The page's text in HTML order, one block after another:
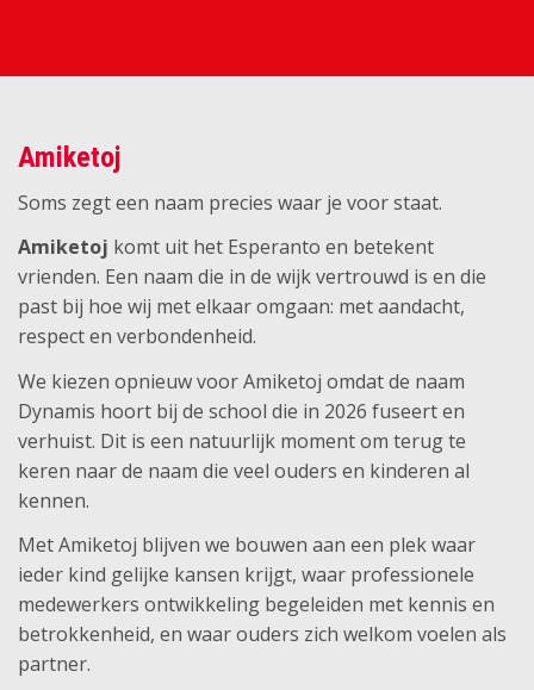
Amiketoj
Soms zegt een naam precies waar je voor staat.
Amiketoj komt uit het Esperanto en betekent
vrienden. Een naam die in de wijk vertrouwd is en die
past bij hoe wij met elkaar omgaan: met aandacht,
respect en verbondenheid.
We kiezen opnieuw voor Amiketoj omdat de naam
Dynamis hoort bij de school die in 2026 fuseert en
verhuist. Dit is een natuurlijk moment om terug te
keren naar de naam die veel ouders en kinderen al
kennen.
Met Amiketoj blijven we bouwen aan een plek waar
ieder kind gelijke kansen krijgt, waar professionele
medewerkers ontwikkeling begeleiden met kennis en
betrokkenheid, en waar ouders zich welkom voelen als
partner.